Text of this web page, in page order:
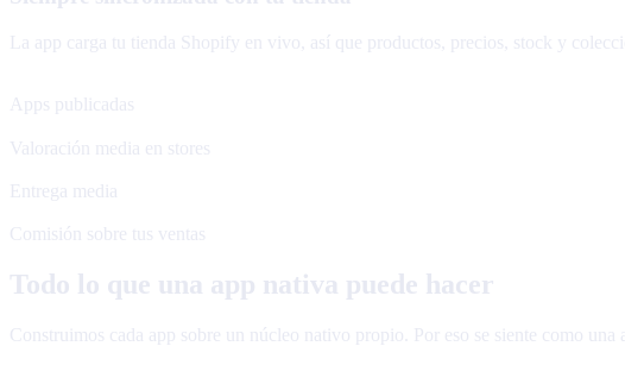
La app carga tu tienda Shopify en vivo, así que productos, precios, stock y
Apps publicadas
Valoración media en stores
Entrega media
Comisión sobre tus ventas
Todo lo que una app nativa puede hacer
Construimos cada app sobre un núcleo nativo propio. Por eso se siente como una